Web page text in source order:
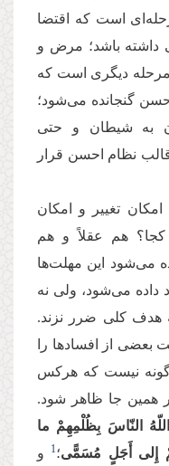
است كه اقتضا
باشد؛ مرض و
مرحله دیگری است كه
گنجانده می‌شود؛
به شیطان و حتی
نظام احسن قرار
تغییر و امكان
كجا؟ هم عقلاً و هم
می‌شود این مهلت‌‌ها
داده می‌شود، ولی نه
هدف کلی ضرر نزند.
بعضی از افسادها را
نیست كه هركس
همین ‌جا ظاهر شود.
النّاسَ بِظُلْمِهِمْ ما
إِلی أَجَلٍ مُسَمًّی؛1
و